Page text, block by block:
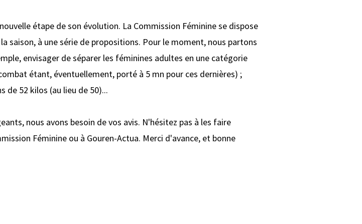
étape de son évolution. La Commission Féminine se dispose
saison, à une série de propositions. Pour le moment, nous partons
envisager de séparer les féminines adultes en une catégorie
étant, éventuellement, porté à 5 mn pour ces dernières) ;
de 52 kilos (au lieu de 50)...
nous avons besoin de vos avis. N'hésitez pas à les faire
Féminine ou à Gouren-Actua. Merci d'avance, et bonne